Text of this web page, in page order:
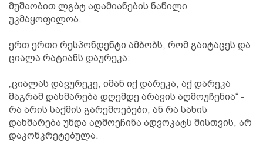
მუშაობით ლგბტ ადამიანების ნაწილი
უკმაყოფილოა.
ერთ ერთი რესპონდენტი ამბობს, რომ გაიტაცეს და
ციალა რატიანს დაურეკა:
„ციალას დავურეკე, იმან იქ დარეკა, აქ დარეკა
მაგრამ დახმარება დღემდე არავის აღმოუჩენია“ -
რა არის საქმის გარემოებები, ან რა სახის
დახმარება უნდა აღმოეჩინა ადვოკატს მისთვის, არ
დაკონკრეტებულა.